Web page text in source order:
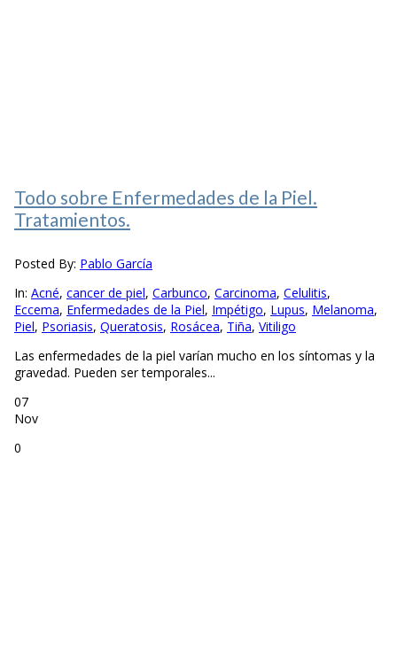
Todo sobre Enfermedades de la Piel.
Tratamientos.
Posted By: Pablo García
In: Acné, cancer de piel, Carbunco, Carcinoma, Celulitis,
Eccema, Enfermedades de la Piel, Impétigo, Lupus, Melanoma,
Piel, Psoriasis, Queratosis, Rosácea, Tiña, Vitiligo
Las enfermedades de la piel varían mucho en los síntomas y la
gravedad. Pueden ser temporales...
07
Nov
0